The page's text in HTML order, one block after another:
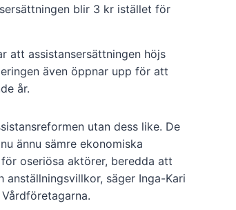
blir 3 kr istället för
att assistansersättningen höjs
även öppnar upp för att
år.
utan dess like. De
ännu sämre ekonomiska
oseriösa aktörer, beredda att
säger Inga-Kari